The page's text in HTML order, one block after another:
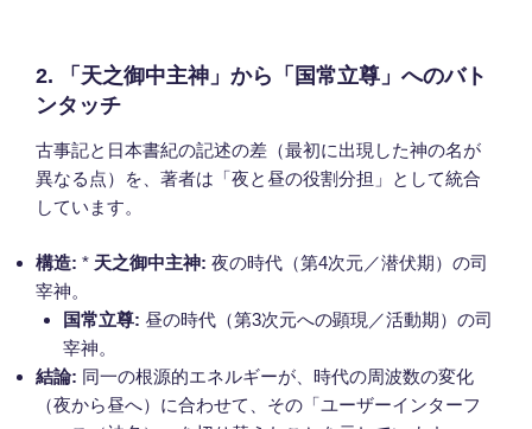
2. 「天之御中主神」から「国常立尊」へのバト
ンタッチ
古事記と日本書紀の記述の差（最初に出現した神の名が
異なる点）を、著者は「夜と昼の役割分担」として統合
しています。
構造: * 天之御中主神: 夜の時代（第4次元／潜伏期）の司
宰神。
国常立尊: 昼の時代（第3次元への顕現／活動期）の司
宰神。
結論: 同一の根源的エネルギーが、時代の周波数の変化
（夜から昼へ）に合わせて、その「ユーザーインターフ